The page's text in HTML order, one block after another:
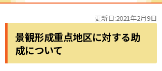
更新日:2021年2月9日
景観形成重点地区に対する助
成について